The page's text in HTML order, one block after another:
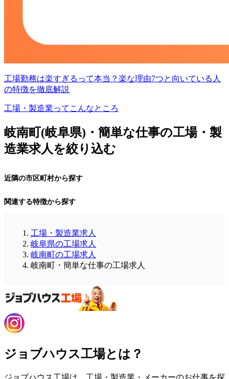
工場勤務は楽すぎるって本当？楽な理由7つと向いている人
の特徴を徹底解説
工場・製造業ってこんなところ
岐南町(岐阜県)・簡単な仕事の工場・製
造業求人を絞り込む
近隣の市区町村から探す
関連する特徴から探す
工場・製造業求人
岐阜県の工場求人
岐南町の工場求人
岐南町・簡単な仕事の工場求人
ジョブハウス工場とは？
ジョブハウス工場は、工場・製造業・メーカーのお仕事を探